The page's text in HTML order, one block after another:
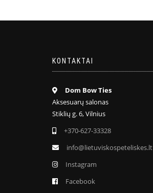
KONTAKTAI
Dom Bow Ties
Aksesuarų salonas
Stiklių g. 6, Vilnius
+370-627-33328
info@lietuviskospeteliskes.lt
Instagram
Facebook